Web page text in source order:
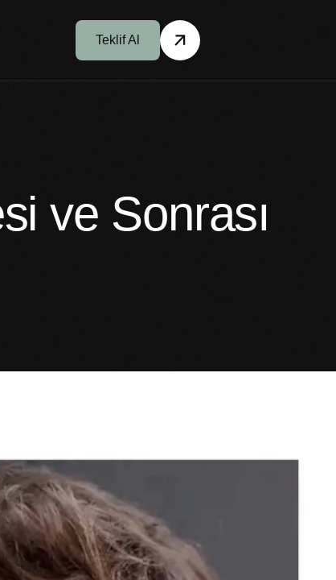
Teklif Al
ve Sonrası